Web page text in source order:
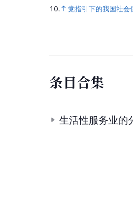
10.
党指引下的我国社会
条目合集
生活性服务业的